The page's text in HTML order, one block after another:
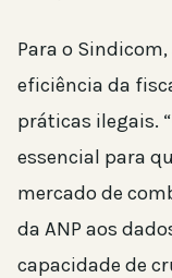
Para o
eficiência da
práticas ilegais.
essencial para
mercado de
da ANP aos
capacidade de